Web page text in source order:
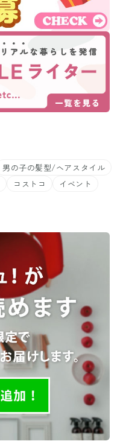
男の子の髪型/ヘアスタイル
コストコ
イベント